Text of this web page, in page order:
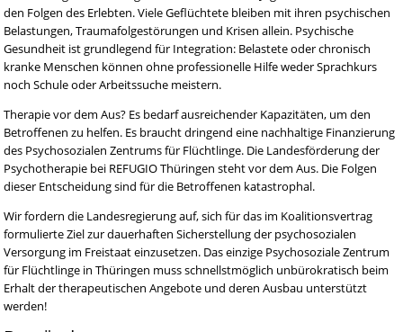
den Folgen des Erlebten. Viele Geflüchtete bleiben mit ihren psychischen
Belastungen, Traumafolgestörungen und Krisen allein. Psychische
Gesundheit ist grundlegend für Integration: Belastete oder chronisch
kranke Menschen können ohne professionelle Hilfe weder Sprachkurs
noch Schule oder Arbeitssuche meistern.
Therapie vor dem Aus? Es bedarf ausreichender Kapazitäten, um den
Betroffenen zu helfen. Es braucht dringend eine nachhaltige Finanzierung
des Psychosozialen Zentrums für Flüchtlinge. Die Landesförderung der
Psychotherapie bei REFUGIO Thüringen steht vor dem Aus. Die Folgen
dieser Entscheidung sind für die Betroffenen katastrophal.
Wir fordern die Landesregierung auf, sich für das im Koalitionsvertrag
formulierte Ziel zur dauerhaften Sicherstellung der psychosozialen
Versorgung im Freistaat einzusetzen. Das einzige Psychosoziale Zentrum
für Flüchtlinge in Thüringen muss schnellstmöglich unbürokratisch beim
Erhalt der therapeutischen Angebote und deren Ausbau unterstützt
werden!